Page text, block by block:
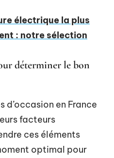
électrique la plus
: notre sélection
déterminer le bon
d’occasion en France
facteurs
ces éléments
optimal pour